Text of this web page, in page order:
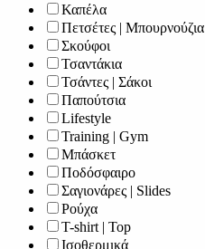
Καπέλα
Πετσέτες | Μπουρνούζια
Σκούφοι
Τσαντάκια
Τσάντες | Σάκοι
Παπούτσια
Lifestyle
Training | Gym
Μπάσκετ
Ποδόσφαιρο
Σαγιονάρες | Slides
Ρούχα
T-shirt | Top
Ισοθερμικά